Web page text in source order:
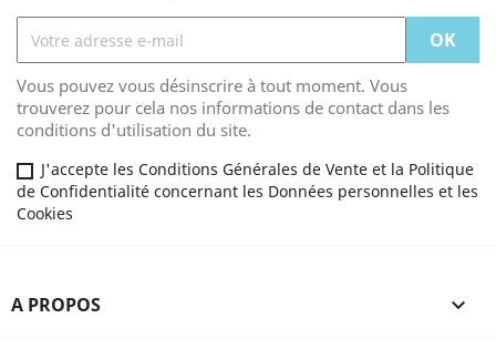
Vous pouvez vous désinscrire à tout moment. Vous
trouverez pour cela nos informations de contact dans les
conditions d'utilisation du site.
J'accepte les Conditions Générales de Vente et la Politique
de Confidentialité concernant les Données personnelles et les
Cookies
A PROPOS 